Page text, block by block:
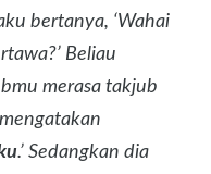
bertanya, ‘Wahai
Beliau
merasa takjub
.’ Sedangkan dia